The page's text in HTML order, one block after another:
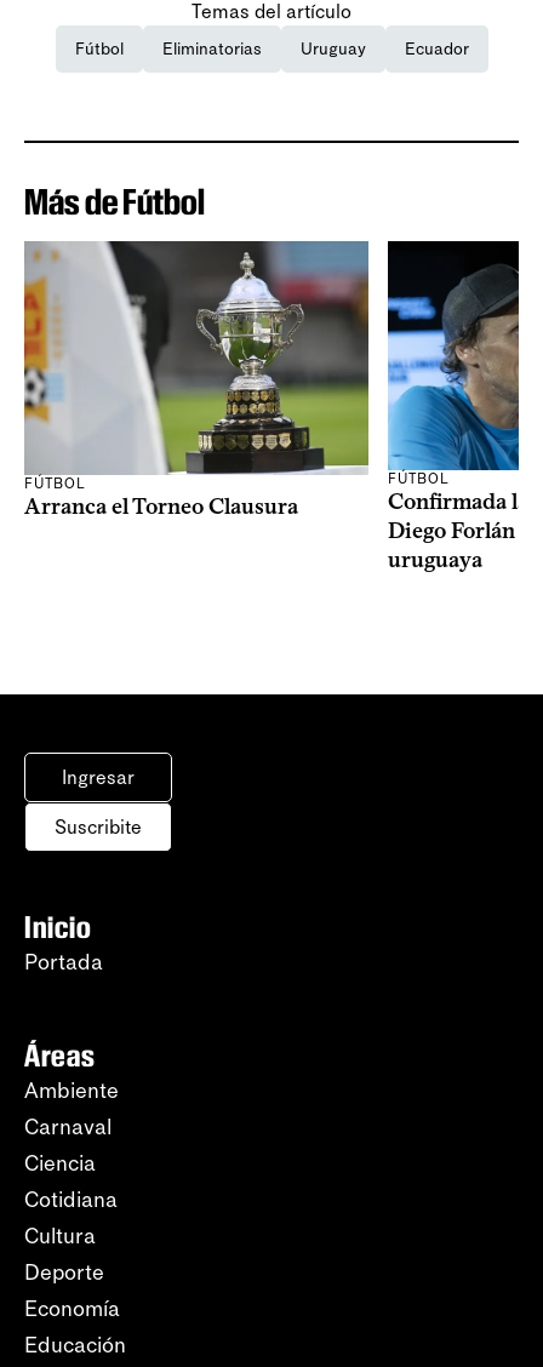
Temas del artículo
Fútbol Eliminatorias Uruguay Ecuador
Más de Fútbol
FÚTBOL
Arranca el Torneo Clausura
FÚTBOL
Confirmada la
Diego Forlán
uruguaya
Ingresar
Suscribite
Inicio
Portada
Áreas
Ambiente
Carnaval
Ciencia
Cotidiana
Cultura
Deporte
Economía
Educación